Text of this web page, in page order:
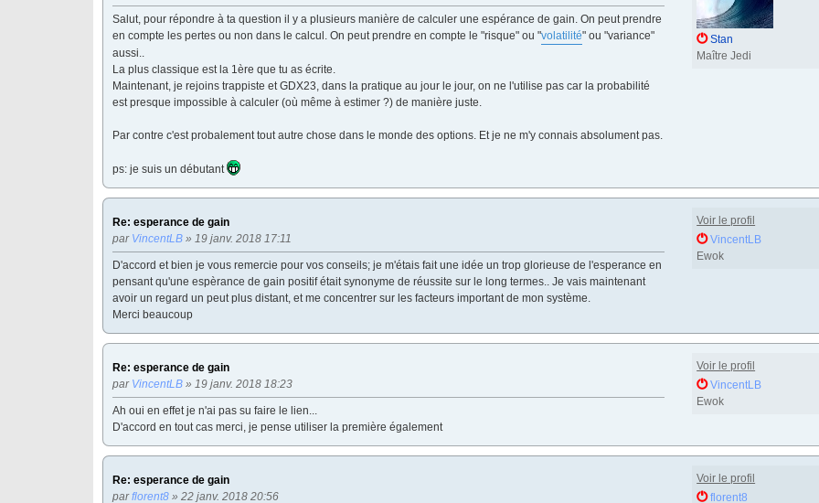
Salut, pour répondre à ta question il y a plusieurs manière de calculer une espérance de gain. On peut prendre
en compte les pertes ou non dans le calcul. On peut prendre en compte le "risque" ou "volatilité" ou "variance"
aussi..
La plus classique est la 1ère que tu as écrite.
Maintenant, je rejoins trappiste et GDX23, dans la pratique au jour le jour, on ne l'utilise pas car la probabilité
est presque impossible à calculer (où même à estimer ?) de manière juste.
Par contre c'est probalement tout autre chose dans le monde des options. Et je ne m'y connais absolument pas.
ps: je suis un débutant
Stan
Maître Jedi
Re: esperance de gain
par VincentLB » 19 janv. 2018 17:11
D'accord et bien je vous remercie pour vos conseils; je m'étais fait une idée un trop glorieuse de l'esperance en
pensant qu'une espèrance de gain positif était synonyme de réussite sur le long termes.. Je vais maintenant
avoir un regard un peut plus distant, et me concentrer sur les facteurs important de mon système.
Merci beaucoup
Voir le profil
VincentLB
Ewok
Re: esperance de gain
par VincentLB » 19 janv. 2018 18:23
Ah oui en effet je n'ai pas su faire le lien...
D'accord en tout cas merci, je pense utiliser la première également
Voir le profil
VincentLB
Ewok
Re: esperance de gain
parflorent8 » 22 janv. 2018 20:56
Voir le profil
florent8